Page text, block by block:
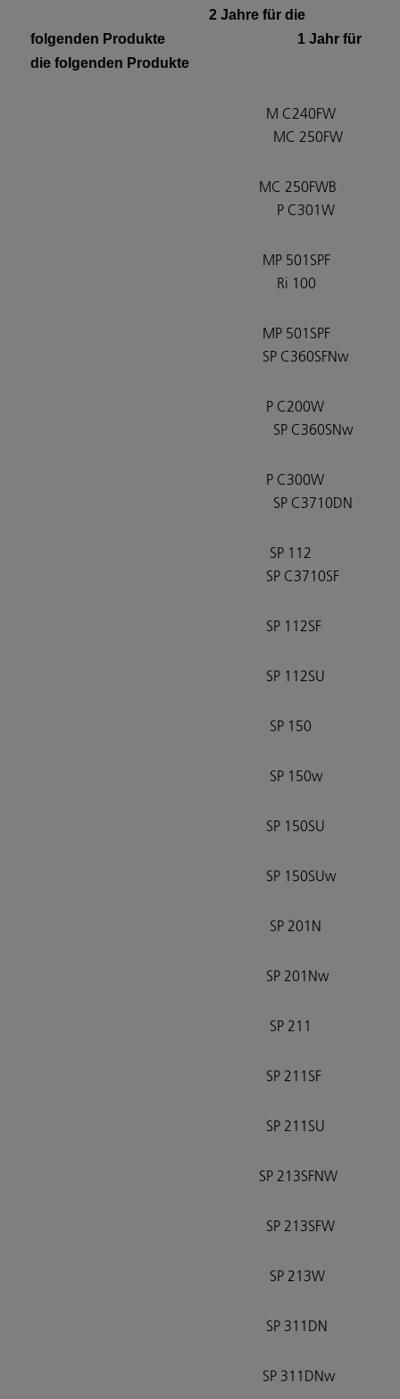
2 Jahre für die
folgenden Produkte 1 Jahr für
die folgenden Produkte
M C240FW
MC 250FW
MC 250FWB
P C301W
MP 501SPF
Ri 100
MP 501SPF
SP C360SFNw
P C200W
SP C360SNw
P C300W
SP C3710DN
SP 112
SP C3710SF
SP 112SF
SP 112SU
SP 150
SP 150w
SP 150SU
SP 150SUw
SP 201N
SP 201Nw
SP 211
SP 211SF
SP 211SU
SP 213SFNW
SP 213SFW
SP 213W
SP 311DN
SP 311DNw